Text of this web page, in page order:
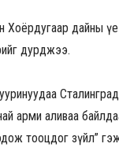
Хоёрдугаар дайны
дурджээ.
арми аливаа
тооцдог зүйл”